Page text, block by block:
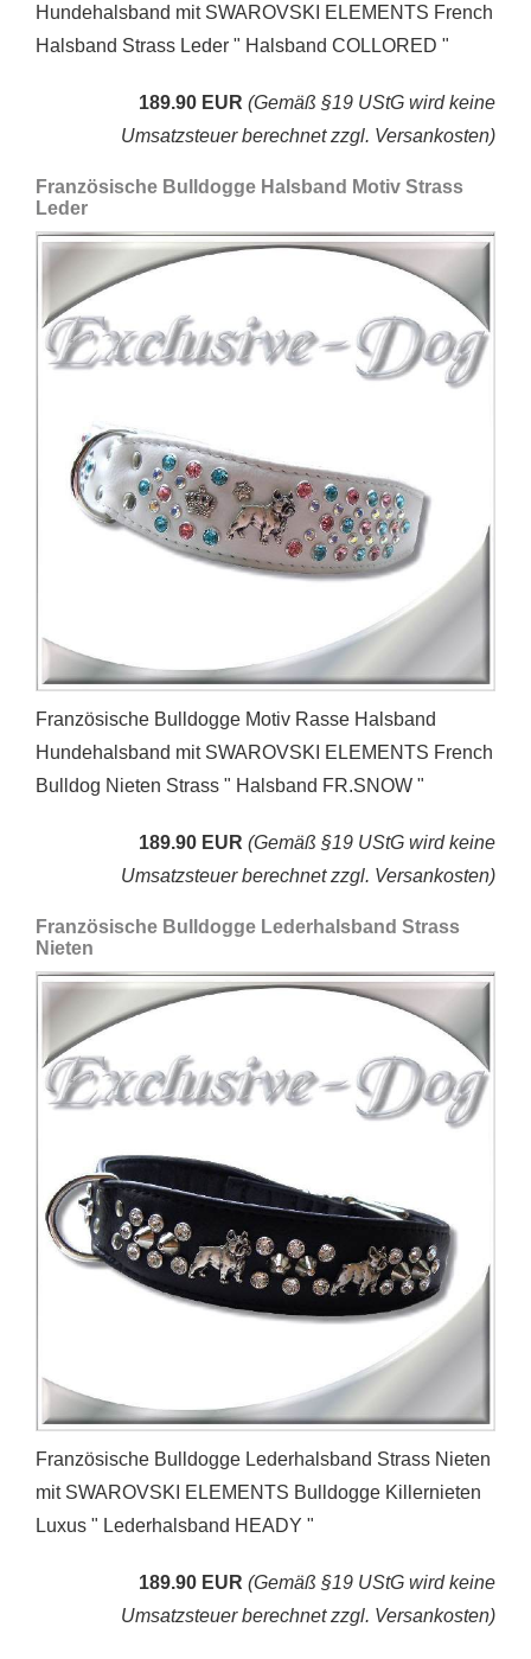
Hundehalsband mit SWAROVSKI ELEMENTS French
Halsband Strass Leder " Halsband COLLORED "
189.90 EUR (Gemäß §19 UStG wird keine
Umsatzsteuer berechnet zzgl. Versankosten)
Französische Bulldogge Halsband Motiv Strass
Leder
Französische Bulldogge Motiv Rasse Halsband
Hundehalsband mit SWAROVSKI ELEMENTS French
Bulldog Nieten Strass " Halsband FR.SNOW "
189.90 EUR (Gemäß §19 UStG wird keine
Umsatzsteuer berechnet zzgl. Versankosten)
Französische Bulldogge Lederhalsband Strass
Nieten
Französische Bulldogge Lederhalsband Strass Nieten
mit SWAROVSKI ELEMENTS Bulldogge Killernieten
Luxus " Lederhalsband HEADY "
189.90 EUR (Gemäß §19 UStG wird keine
Umsatzsteuer berechnet zzgl. Versankosten)